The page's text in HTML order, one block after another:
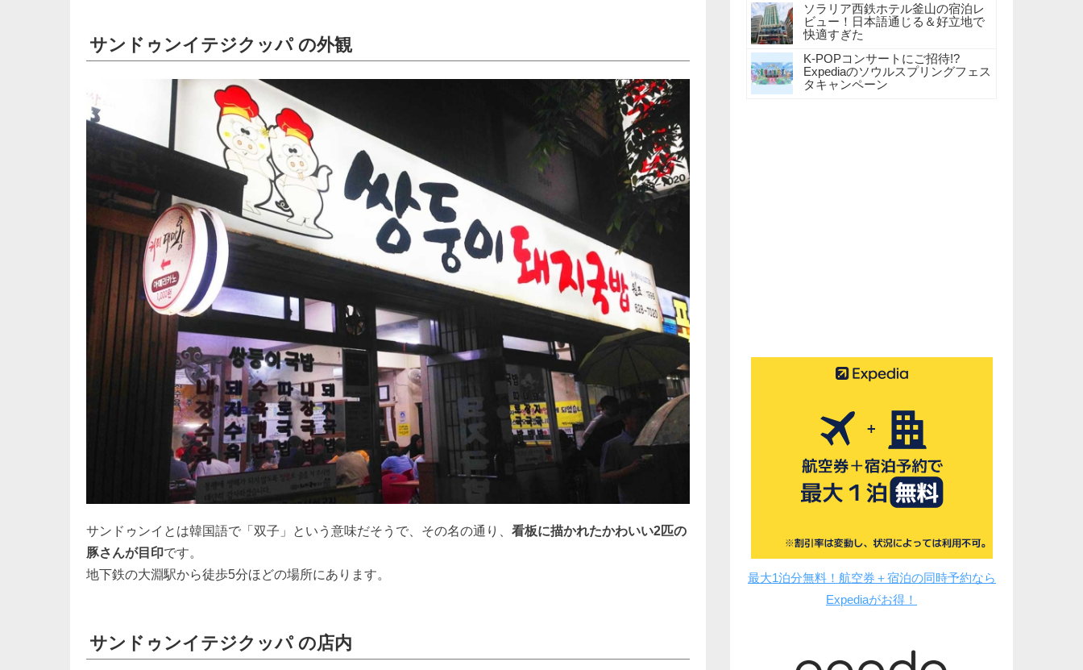
サンドゥンイテジクッパ の外観
サンドゥンイとは韓国語で「双子」という意味だそうで、その名の通り、 看板に描かれたかわいい2匹の
豚さんが目印です。
地下鉄の大淵駅から徒歩5分ほどの場所にあります。
サンドゥンイテジクッパ の店内
ソラリア西鉄ホテル釜山の宿泊レ
ビュー！日本語通じる＆好立地で
快適すぎた
K-POPコンサートにご招待!?
Expediaのソウルスプリングフェス
タキャンペーン
最大1泊分無料！航空券＋宿泊の同時予約なら
Expediaがお得！